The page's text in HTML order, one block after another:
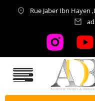
Rue Jaber Ibn Hayen
Nos services